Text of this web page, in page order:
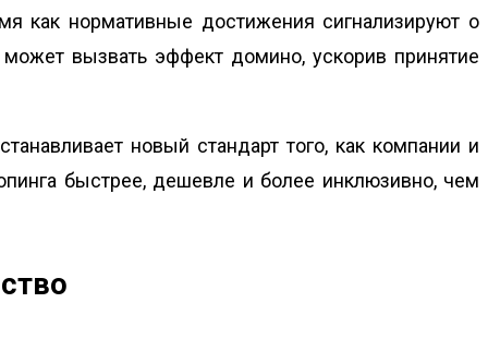
как нормативные достижения сигнализируют о
вызвать эффект домино, ускорив принятие
новый стандарт того, как компании и
быстрее, дешевле и более инклюзивно, чем